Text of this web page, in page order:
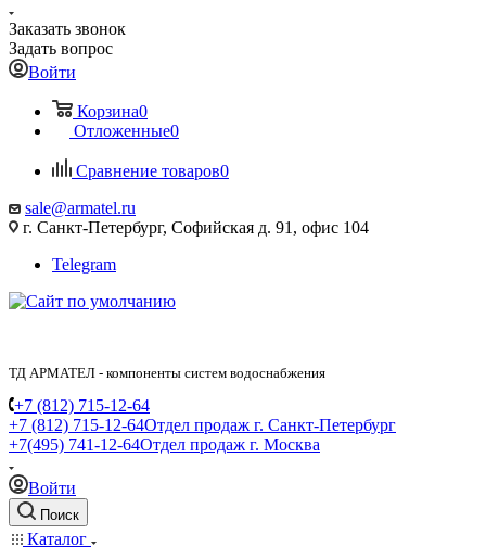
Заказать звонок
Задать вопрос
Войти
Корзина0
Отложенные0
Сравнение товаров0
sale@armatel.ru
г. Санкт-Петербург, Софийская д. 91, офис 104
Telegram
ТД АРМАТЕЛ - компоненты систем водоснабжения
+7 (812) 715-12-64
+7 (812) 715-12-64Отдел продаж г. Санкт-Петербург
+7(495) 741-12-64Отдел продаж г. Москва
Войти
Поиск
Каталог